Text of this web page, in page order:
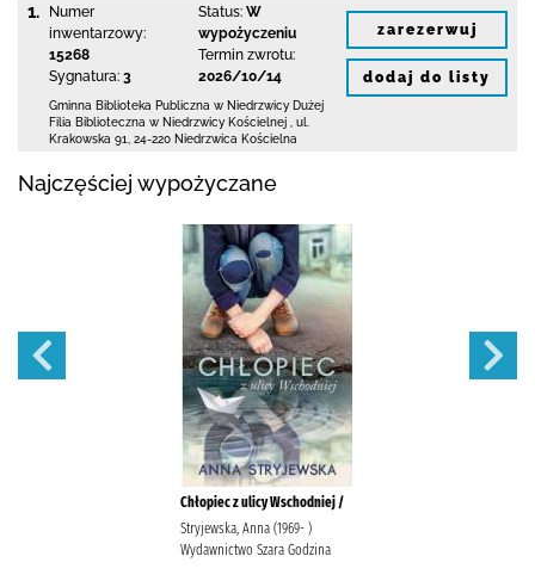
1.
Numer
inwentarzowy:
15268
Sygnatura: 3
Status: W
wypożyczeniu
Termin zwrotu:
2026/10/14
Gminna Biblioteka Publiczna w Niedrzwicy Dużej
Filia Biblioteczna w Niedrzwicy Kościelnej
ul.
Krakowska 91
24-220 Niedrzwica Kościelna
zarezerwuj
dodaj do listy
Najczęściej wypożyczane
Chłopiec z ulicy Wschodniej /
Stryjewska, Anna (1969- )
Wydawnictwo Szara Godzina